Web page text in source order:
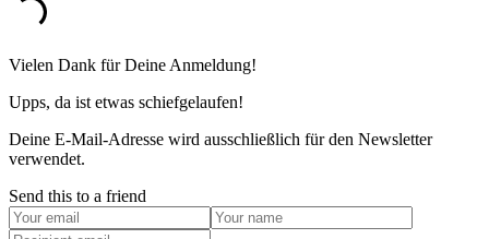
Vielen Dank für Deine Anmeldung!
Upps, da ist etwas schiefgelaufen!
Deine E-Mail-Adresse wird ausschließlich für den Newsletter
verwendet.
Send this to a friend